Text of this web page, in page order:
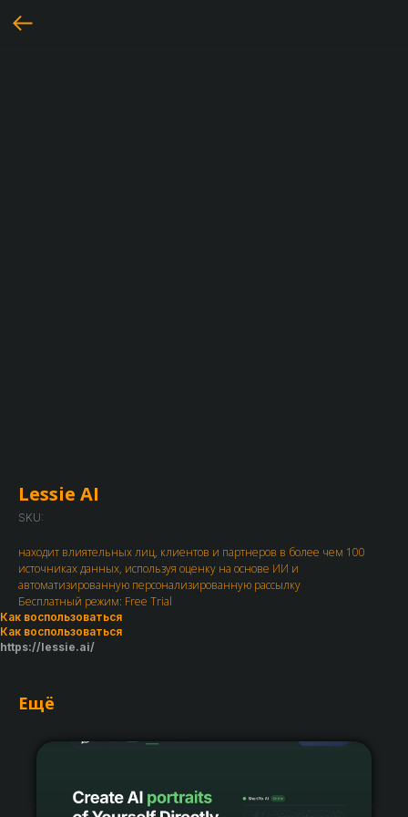
Lessie AI
SKU:
находит влиятельных лиц, клиентов и партнеров в более чем 100
источниках данных, используя оценку на основе ИИ и
автоматизированную персонализированную рассылку
Бесплатный режим: Free Trial
Как воспользоваться
Как воспользоваться
https://lessie.ai/
Ещё